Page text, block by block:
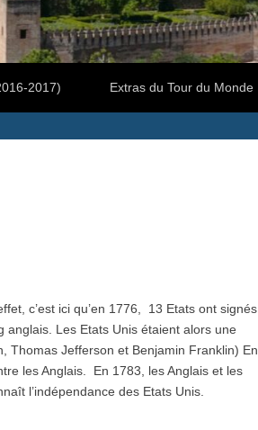
2017) Extras du Tour du Monde
c’est ici qu’en 1776, 13 Etats ont signés
anglais. Les Etats Unis étaient alors une
Thomas Jefferson et Benjamin Franklin) En
les Anglais. En 1783, les Anglais et les
l’indépendance des Etats Unis.